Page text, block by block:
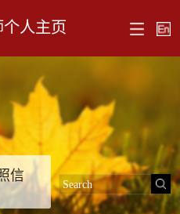
人主页
信